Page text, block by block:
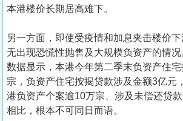
本港楼价长期居高难下。
另一方面，即使受疫情和加息夹击楼价
无出现恐慌性抛售及大规模负资产的情
数据显示，本港今年第二季末负资产住
宗，负资产住宅按揭贷款涉及金额3亿元
港负资产个案逾10万宗、涉及未偿还贷
相比，根本不可同日而语。